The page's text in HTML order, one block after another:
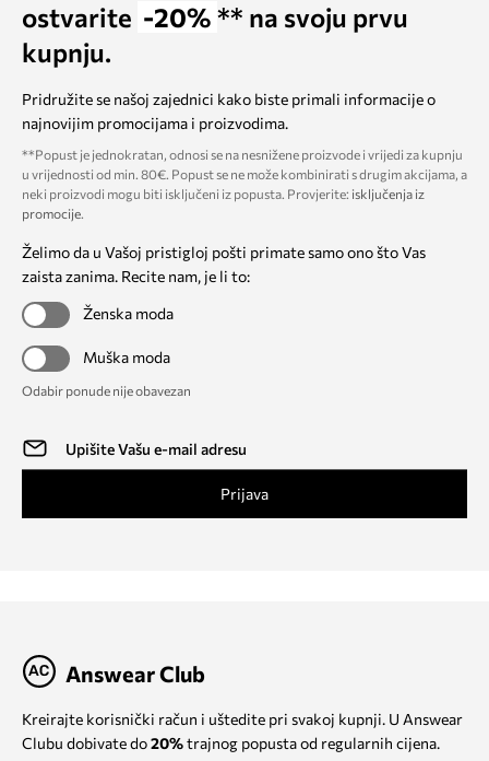
ostvarite -20% ** na svoju prvu
kupnju.
Pridružite se našoj zajednici kako biste primali informacije o
najnovijim promocijama i proizvodima.
**Popust je jednokratan, odnosi se na nesnižene proizvode i vrijedi za kupnju
u vrijednosti od min. 80€. Popust se ne može kombinirati s drugim akcijama, a
neki proizvodi mogu biti isključeni iz popusta. Provjerite: isključenja iz
promocije.
Želimo da u Vašoj pristigloj pošti primate samo ono što Vas
zaista zanima. Recite nam, je li to:
Ženska moda
Muška moda
Odabir ponude nije obavezan
Prijava
Answear Club
Kreirajte korisnički račun i uštedite pri svakoj kupnji. U Answear
Clubu dobivate do20%trajnog popusta od regularnih cijena.